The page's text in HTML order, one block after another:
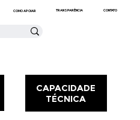
TRANSPARÊNCIA
COMO APOIAR CONTATO
CAPACIDADE
TÉCNICA